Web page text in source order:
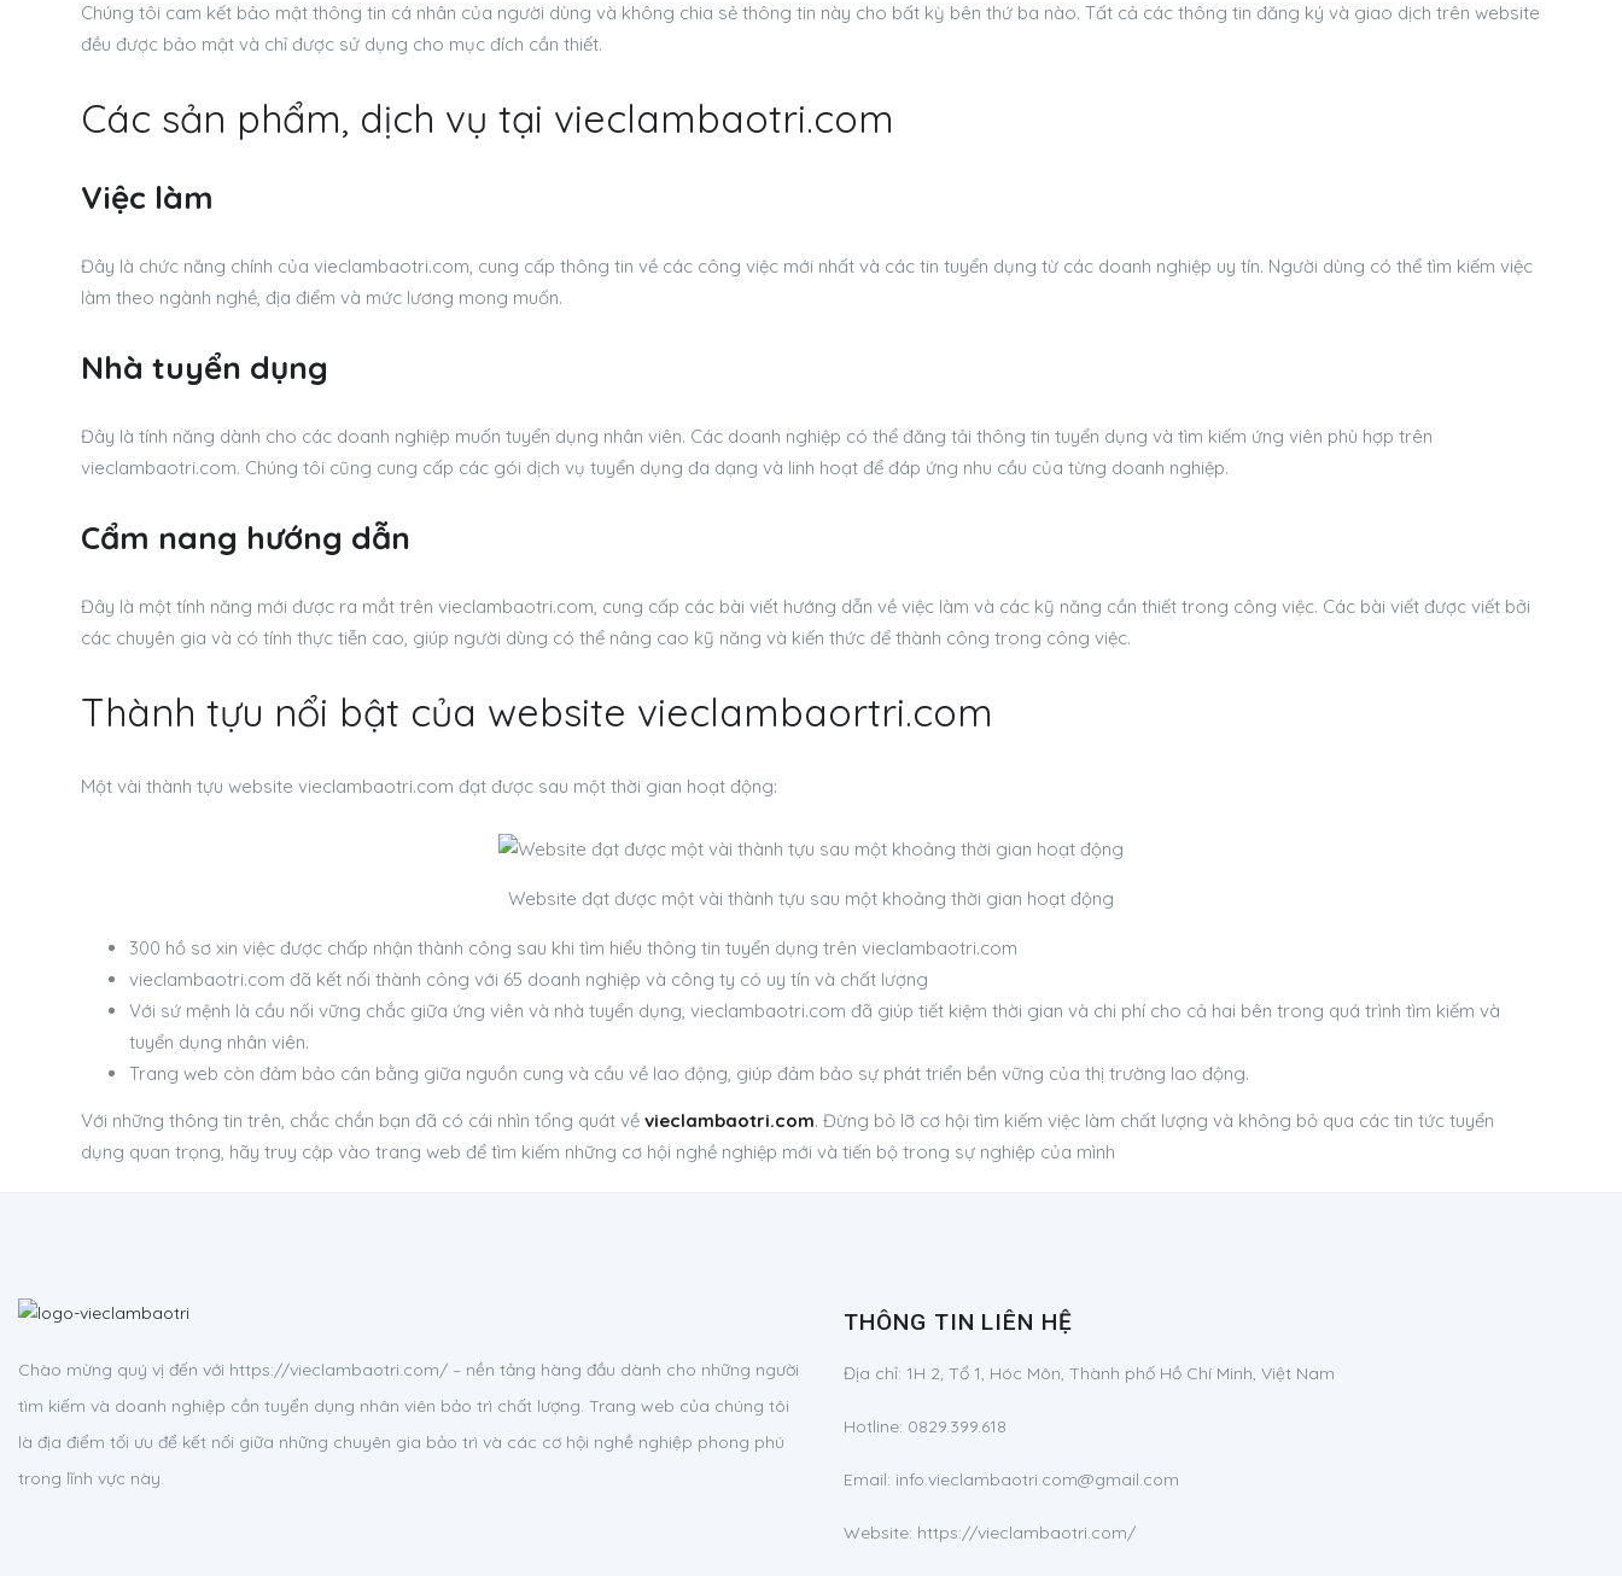
Chúng tôi cam kết bảo mật thông tin cá nhân của người dùng và không chia sẻ thông tin này cho bất kỳ bên thứ ba nào. Tất cả các thông tin đăng ký và giao dịch trên website
đều được bảo mật và chỉ được sử dụng cho mục đích cần thiết.
Các sản phẩm, dịch vụ tại vieclambaotri.com
Việc làm
Đây là chức năng chính của vieclambaotri.com, cung cấp thông tin về các công việc mới nhất và các tin tuyển dụng từ các doanh nghiệp uy tín. Người dùng có thể tìm kiếm việc
làm theo ngành nghề, địa điểm và mức lương mong muốn.
Nhà tuyển dụng
Đây là tính năng dành cho các doanh nghiệp muốn tuyển dụng nhân viên. Các doanh nghiệp có thể đăng tải thông tin tuyển dụng và tìm kiếm ứng viên phù hợp trên
vieclambaotri.com. Chúng tôi cũng cung cấp các gói dịch vụ tuyển dụng đa dạng và linh hoạt để đáp ứng nhu cầu của từng doanh nghiệp.
Cẩm nang hướng dẫn
Đây là một tính năng mới được ra mắt trên vieclambaotri.com, cung cấp các bài viết hướng dẫn về việc làm và các kỹ năng cần thiết trong công việc. Các bài viết được viết bởi
các chuyên gia và có tính thực tiễn cao, giúp người dùng có thể nâng cao kỹ năng và kiến thức để thành công trong công việc.
Thành tựu nổi bật của website vieclambaortri.com
Một vài thành tựu website vieclambaotri.com đạt được sau một thời gian hoạt động:
Website đạt được một vài thành tựu sau một khoảng thời gian hoạt động
300 hồ sơ xin việc được chấp nhận thành công sau khi tìm hiểu thông tin tuyển dụng trên vieclambaotri.com
vieclambaotri.com đã kết nối thành công với 65 doanh nghiệp và công ty có uy tín và chất lượng
Với sứ mệnh là cầu nối vững chắc giữa ứng viên và nhà tuyển dụng, vieclambaotri.com đã giúp tiết kiệm thời gian và chi phí cho cả hai bên trong quá trình tìm kiếm và
tuyển dụng nhân viên.
Trang web còn đảm bảo cân bằng giữa nguồn cung và cầu về lao động, giúp đảm bảo sự phát triển bền vững của thị trường lao động.
Với những thông tin trên, chắc chắn bạn đã có cái nhìn tổng quát về vieclambaotri.com. Đừng bỏ lỡ cơ hội tìm kiếm việc làm chất lượng và không bỏ qua các tin tức tuyển
dụng quan trọng, hãy truy cập vào trang web để tìm kiếm những cơ hội nghề nghiệp mới và tiến bộ trong sự nghiệp của mình
Chào mừng quý vị đến với https://vieclambaotri.com/ – nền tảng hàng đầu dành cho những người
tìm kiếm và doanh nghiệp cần tuyển dụng nhân viên bảo trì chất lượng. Trang web của chúng tôi
là địa điểm tối ưu để kết nối giữa những chuyên gia bảo trì và các cơ hội nghề nghiệp phong phú
trong lĩnh vực này.
THÔNG TIN LIÊN HỆ
Địa chỉ: 1H 2, Tổ 1, Hóc Môn, Thành phố Hồ Chí Minh, Việt Nam
Hotline: 0829.399.618
Email: info.vieclambaotri.com@gmail.com
Website: https://vieclambaotri.com/